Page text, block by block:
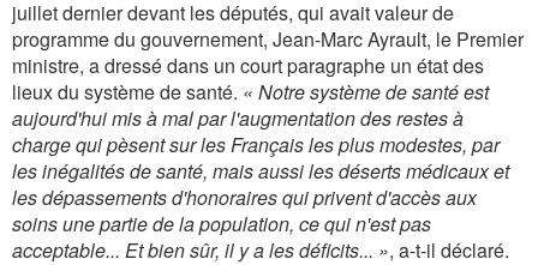
juillet dernier devant les députés, qui avait valeur de
programme du gouvernement, Jean-Marc Ayrault, le Premier
ministre, a dressé dans un court paragraphe un état des
lieux du système de santé. « Notre système de santé est
aujourd'hui mis à mal par l'augmentation des restes à
charge qui pèsent sur les Français les plus modestes, par
les inégalités de santé, mais aussi les déserts médicaux et
les dépassements d'honoraires qui privent d'accès aux
soins une partie de la population, ce qui n'est pas
acceptable... Et bien sûr, il y a les déficits... », a-t-il déclaré.